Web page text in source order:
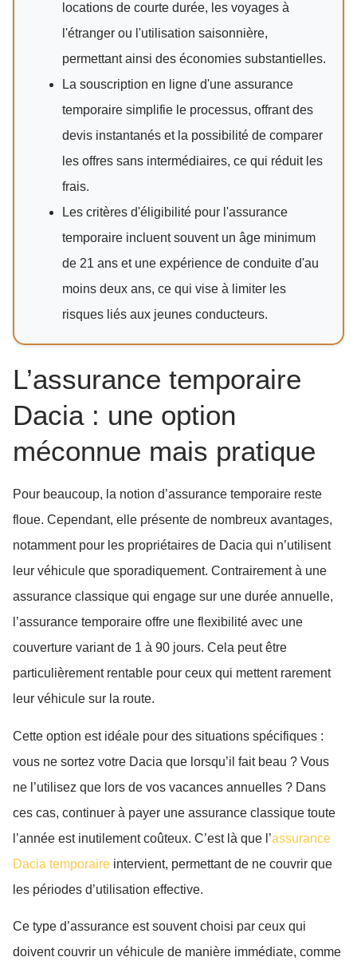
locations de courte durée, les voyages à
l'étranger ou l'utilisation saisonnière,
permettant ainsi des économies substantielles.
La souscription en ligne d'une assurance
temporaire simplifie le processus, offrant des
devis instantanés et la possibilité de comparer
les offres sans intermédiaires, ce qui réduit les
frais.
Les critères d'éligibilité pour l'assurance
temporaire incluent souvent un âge minimum
de 21 ans et une expérience de conduite d'au
moins deux ans, ce qui vise à limiter les
risques liés aux jeunes conducteurs.
L’assurance temporaire
Dacia : une option
méconnue mais pratique
Pour beaucoup, la notion d’assurance temporaire reste
floue. Cependant, elle présente de nombreux avantages,
notamment pour les propriétaires de Dacia qui n’utilisent
leur véhicule que sporadiquement. Contrairement à une
assurance classique qui engage sur une durée annuelle,
l’assurance temporaire offre une flexibilité avec une
couverture variant de 1 à 90 jours. Cela peut être
particulièrement rentable pour ceux qui mettent rarement
leur véhicule sur la route.
Cette option est idéale pour des situations spécifiques :
vous ne sortez votre Dacia que lorsqu’il fait beau ? Vous
ne l’utilisez que lors de vos vacances annuelles ? Dans
ces cas, continuer à payer une assurance classique toute
l’année est inutilement coûteux. C’est là que l’assurance
Dacia temporaire intervient, permettant de ne couvrir que
les périodes d’utilisation effective.
Ce type d’assurance est souvent choisi par ceux qui
doivent couvrir un véhicule de manière immédiate, comme